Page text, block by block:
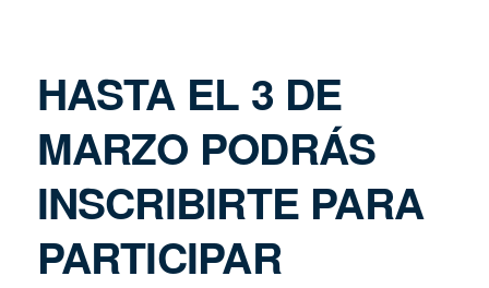
HASTA EL 3 DE
MARZO PODRÁS
INSCRIBIRTE PARA
PARTICIPAR